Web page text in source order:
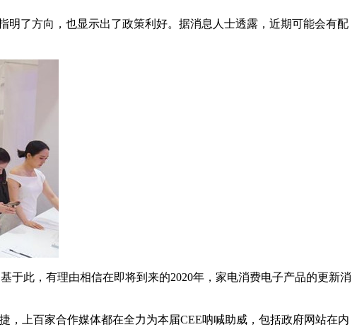
了方向，也显示出了政策利好。据消息人士透露，近期可能会有配
此，有理由相信在即将到来的2020年，家电消费电子产品的更新消
上百家合作媒体都在全力为本届CEE呐喊助威，包括政府网站在内